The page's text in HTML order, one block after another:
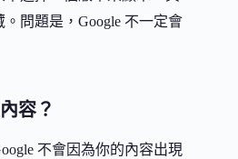
問題是，Google 不一定會
容？
不會因為你的內容出現